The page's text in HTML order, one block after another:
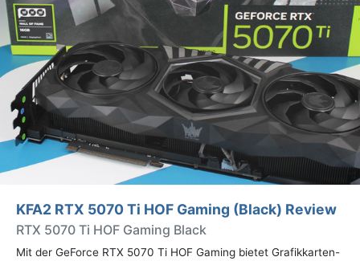
KFA2 RTX 5070 Ti HOF Gaming (Black) Review
RTX 5070 Ti HOF Gaming Black
Mit der GeForce RTX 5070 Ti HOF Gaming bietet Grafikkarten-